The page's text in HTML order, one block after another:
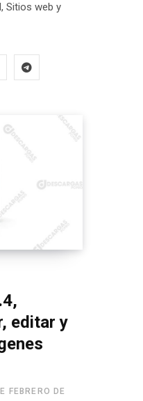
Sitios web y
T
m
editar y
FEBRERO DE